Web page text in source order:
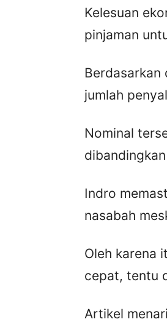
Kelesuan
pinjaman
Berdasarkan
jumlah
Nominal
Indro
nasabah
Oleh karena
cepat, tentu
Artikel